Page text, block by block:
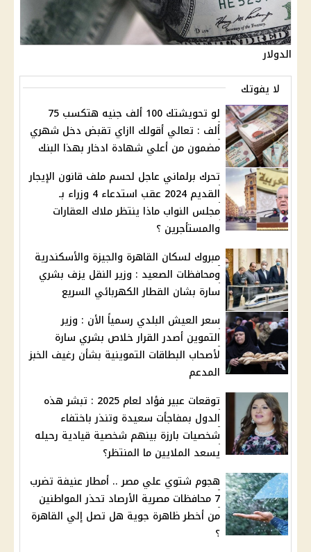
الدولار
لا يفوتك
لو تحويشتك 100 ألف جنيه هتكسب 75
ألف : تعالي أقولك اازاي تقبض دخل شهري
مضمون من أعلي شهادة ادخار بهذا البنك
تحرك برلماني عاجل لحسم ملف قانون الإيجار
القديم 2024 عقب استدعاء 4 وزراء بـ
مجلس النواب ماذا ينتظر ملاك العقارات
والمستأجرين ؟
مبروك لسكان القاهرة والجيزة والأسكندرية
ومحافظات الصعيد : وزير النقل يزف بشري
سارة بشان القطار الكهربائي السريع
سعر العيش البلدي رسمياً الأن : وزير
التموين أصدر القرار خلاص بشري سارة
لأصحاب البطاقات التموينية بشأن رغيف الخبز
المدعم
توقعات عبير فؤاد لعام 2025 : تبشر هذه
الدول بمفاجأت سعيدة وتنذر باختفاء
شخصيات بارزة بينهم شخصية قيادية رحيله
يسعد الملايين ما المنتظر؟
هجوم شتوي علي مصر .. أمطار عنيفة تضرب
7 محافظات مصرية الأرصاد تحذر المواطنين
من أخطر ظاهرة جوية هل تصل إلي القاهرة
؟